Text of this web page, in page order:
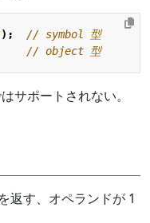
);
サポートされない。
返す、オペランドが 1